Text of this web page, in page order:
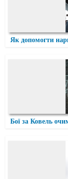
Як допомогти
Бої за Ковель